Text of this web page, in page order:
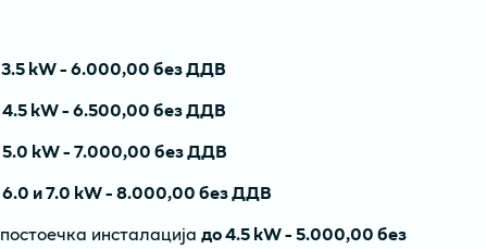
kW - 6.000,00 без ДДВ
4.5 kW - 6.500,00 без ДДВ
5.0 kW - 7.000,00 без ДДВ
6.0 и 7.0 kW - 8.000,00 без ДДВ
инсталацијадо 4.5 kW - 5.000,00 без